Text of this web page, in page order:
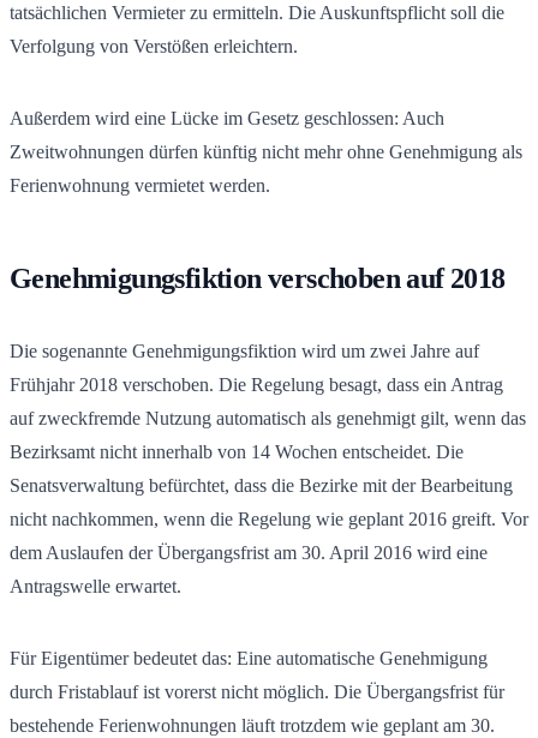
tatsächlichen Vermieter zu ermitteln. Die Auskunftspflicht soll die
Verfolgung von Verstößen erleichtern.
Außerdem wird eine Lücke im Gesetz geschlossen: Auch
Zweitwohnungen dürfen künftig nicht mehr ohne Genehmigung als
Ferienwohnung vermietet werden.
Genehmigungsfiktion verschoben auf 2018
Die sogenannte Genehmigungsfiktion wird um zwei Jahre auf
Frühjahr 2018 verschoben. Die Regelung besagt, dass ein Antrag
auf zweckfremde Nutzung automatisch als genehmigt gilt, wenn das
Bezirksamt nicht innerhalb von 14 Wochen entscheidet. Die
Senatsverwaltung befürchtet, dass die Bezirke mit der Bearbeitung
nicht nachkommen, wenn die Regelung wie geplant 2016 greift. Vor
dem Auslaufen der Übergangsfrist am 30. April 2016 wird eine
Antragswelle erwartet.
Für Eigentümer bedeutet das: Eine automatische Genehmigung
durch Fristablauf ist vorerst nicht möglich. Die Übergangsfrist für
bestehende Ferienwohnungen läuft trotzdem wie geplant am 30.